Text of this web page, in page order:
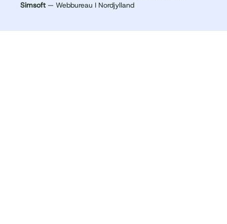
Simsoft— Webbureau I Nordjylland